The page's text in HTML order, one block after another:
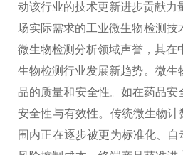
动该行业的技术更新进步贡献力
场实际需求的工业微生物检测
微生物检测分析领域声誉，其
生物检测行业发展新趋势。微
品的质量和安全性。如在药品
安全性与有效性。传统微生物
围内正在逐步被更为标准化、